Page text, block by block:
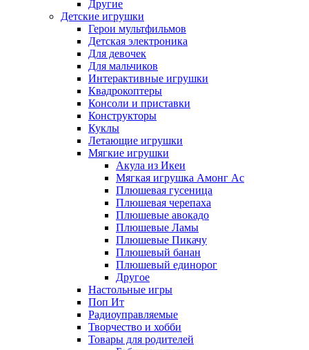
Другие
Детские игрушки
Герои мультфильмов
Детская электроника
Для девочек
Для мальчиков
Интерактивные игрушки
Квадрокоптеры
Консоли и приставки
Конструкторы
Куклы
Летающие игрушки
Мягкие игрушки
Акула из Икеи
Мягкая игрушка Амонг Ас
Плюшевая гусеница
Плюшевая черепаха
Плюшевые авокадо
Плюшевые Ламы
Плюшевые Пикачу
Плюшевый банан
Плюшевый единорог
Другое
Настольные игры
Поп Ит
Радиоуправляемые
Творчество и хобби
Товары для родителей